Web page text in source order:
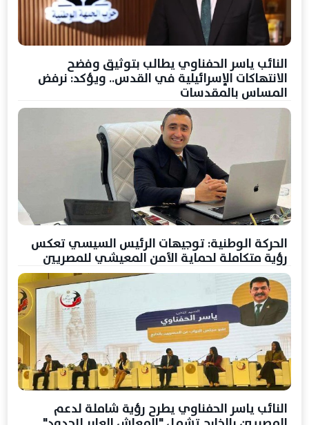
النائب ياسر الحفناوي يطالب بتوثيق وفضح
الانتهاكات الإسرائيلية في القدس.. ويؤكد: نرفض
المساس بالمقدسات
الحركة الوطنية: توجيهات الرئيس السيسي تعكس
رؤية متكاملة لحماية الأمن المعيشي للمصريين
النائب ياسر الحفناوي يطرح رؤية شاملة لدعم